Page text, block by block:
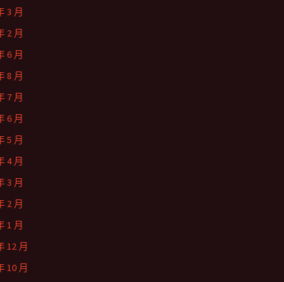
3 月
2 月
6 月
8 月
7 月
6 月
5 月
4 月
3 月
2 月
1 月
12 月
10 月